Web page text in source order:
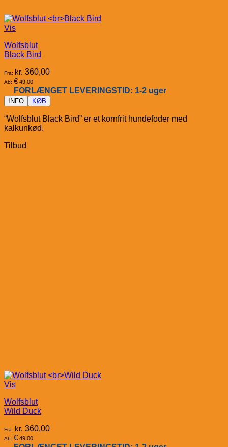
Vis
Wolfsblut
Black Bird
Fra: kr. 360,00
Ab: € 49,00
FORLÆNGET LEVERINGSTID: 1-2 uger
INFO KØB
“Wolfsblut Black Bird” er et kornfrit hundefoder med
kalkunkød.
Tilbud
Vis
Wolfsblut
Wild Duck
Fra: kr. 360,00
Ab: € 49,00